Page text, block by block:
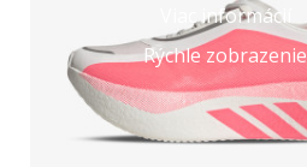
Viac informácií
Rýchle zobrazenie